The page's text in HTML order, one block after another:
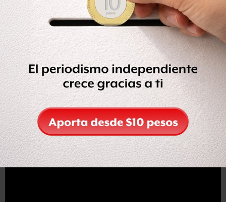
4- Just My Imagination, 2009
Este tema es una muestra de los múltiples registros de
The Cranberries.
Podían pasar de la furia de Zombie
a la dulzura y
optimismo deJust my Imaginationsin despeinarse.